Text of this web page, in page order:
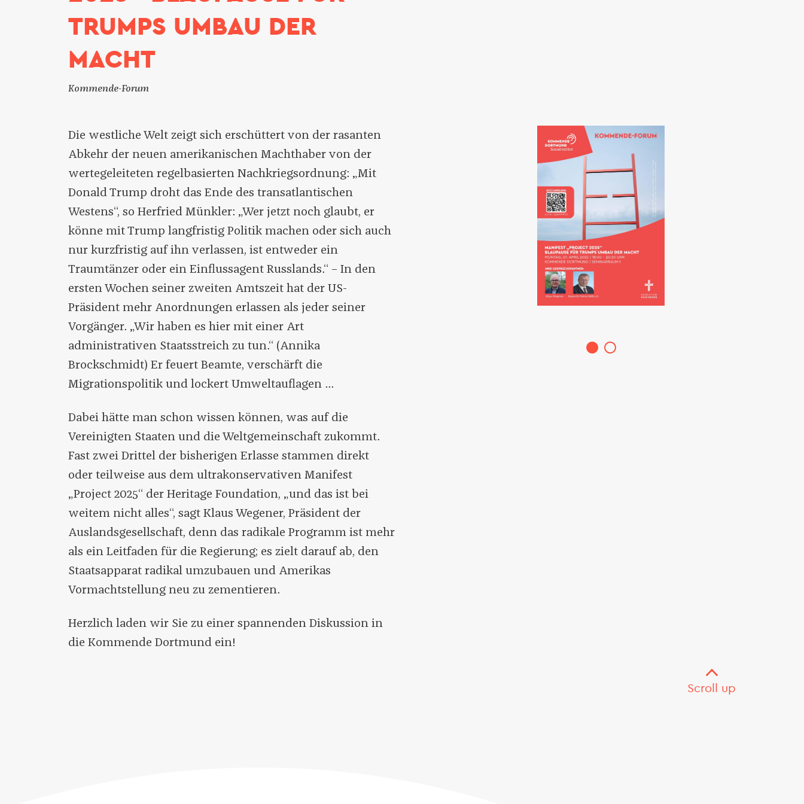
TRUMPS UMBAU DER
MACHT
Kommende-Forum
Die westliche Welt zeigt sich erschüttert von der rasanten
Abkehr der neuen amerikanischen Machthaber von der
wertegeleiteten regelbasierten Nachkriegsordnung: „Mit
Donald Trump droht das Ende des transatlantischen
Westens“, so Herfried Münkler: „Wer jetzt noch glaubt, er
könne mit Trump langfristig Politik machen oder sich auch
nur kurzfristig auf ihn verlassen, ist entweder ein
Traumtänzer oder ein Einflussagent Russlands.“ – In den
ersten Wochen seiner zweiten Amtszeit hat der US-
Präsident mehr Anordnungen erlassen als jeder seiner
Vorgänger. „Wir haben es hier mit einer Art
administrativen Staatsstreich zu tun.“ (Annika
Brockschmidt) Er feuert Beamte, verschärft die
Migrationspolitik und lockert Umweltauflagen ...
Dabei hätte man schon wissen können, was auf die
Vereinigten Staaten und die Weltgemeinschaft zukommt.
Fast zwei Drittel der bisherigen Erlasse stammen direkt
oder teilweise aus dem ultrakonservativen Manifest
„Project 2025“ der Heritage Foundation, „und das ist bei
weitem nicht alles“, sagt Klaus Wegener, Präsident der
Auslandsgesellschaft, denn das radikale Programm ist mehr
als ein Leitfaden für die Regierung; es zielt darauf ab, den
Staatsapparat radikal umzubauen und Amerikas
Vormachtstellung neu zu zementieren.
Herzlich laden wir Sie zu einer spannenden Diskussion in
die Kommende Dortmund ein!
Scroll up